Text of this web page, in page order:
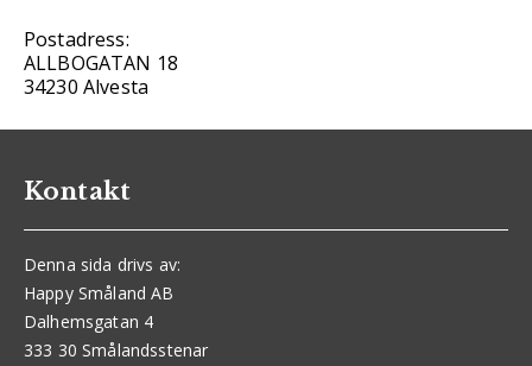
Postadress:
ALLBOGATAN 18
34230 Alvesta
Kontakt
Denna sida drivs av:
Happy Småland AB
Dalhemsgatan 4
333 30 Smålandsstenar